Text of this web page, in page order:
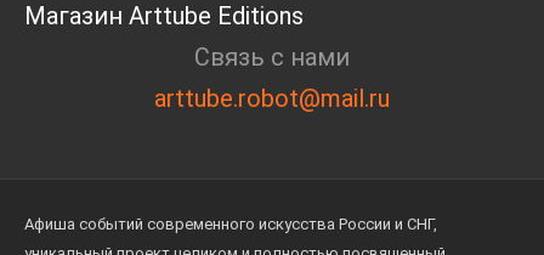
Магазин Arttube Editions
Связь с нами
arttube.robot@mail.ru
Афиша событий современного искусства России и СНГ,